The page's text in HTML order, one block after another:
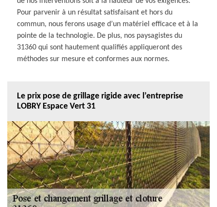
Pour parvenir à un résultat satisfaisant et hors du
commun, nous ferons usage d’un matériel efficace et à la
pointe de la technologie. De plus, nos paysagistes du
31360 qui sont hautement qualifiés appliqueront des
méthodes sur mesure et conformes aux normes.
Le prix pose de grillage rigide avec l’entreprise
LOBRY Espace Vert 31